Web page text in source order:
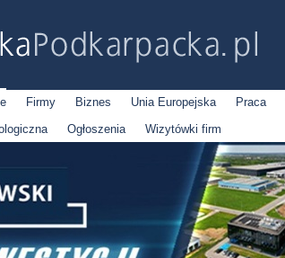
Firmy Biznes Unia Europejska Praca
Ogłoszenia Wizytówki firm